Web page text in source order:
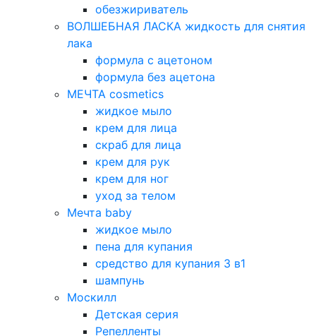
обезжириватель
ВОЛШЕБНАЯ ЛАСКА жидкость для снятия
лака
формула с ацетоном
формула без ацетона
МЕЧТА cosmetics
жидкое мыло
крем для лица
скраб для лица
крем для рук
крем для ног
уход за телом
Мечта baby
жидкое мыло
пена для купания
средство для купания 3 в1
шампунь
Москилл
Детская серия
Репелленты